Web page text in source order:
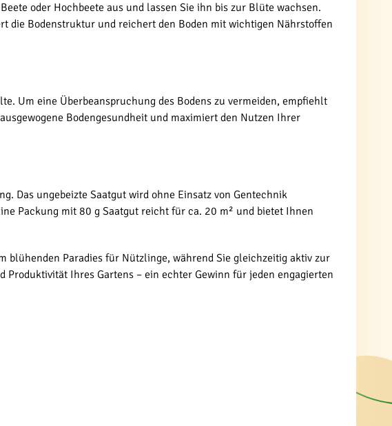
oder Hochbeete aus und lassen Sie ihn bis zur Blüte wachsen.
die Bodenstruktur und reichert den Boden mit wichtigen Nährstoffen
Um eine Überbeanspruchung des Bodens zu vermeiden, empfiehlt
Bodengesundheit und maximiert den Nutzen Ihrer
Das ungebeizte Saatgut wird ohne Einsatz von Gentechnik
Packung mit 80 g Saatgut reicht für ca. 20 m² und bietet Ihnen
blühenden Paradies für Nützlinge, während Sie gleichzeitig aktiv zur
Ihres Gartens – ein echter Gewinn für jeden engagierten